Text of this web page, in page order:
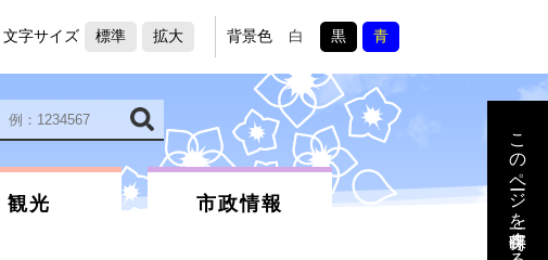
文字サイズ 標準 拡大 背景色 白 黒 青
観光 市政情報 このページを一時保存する